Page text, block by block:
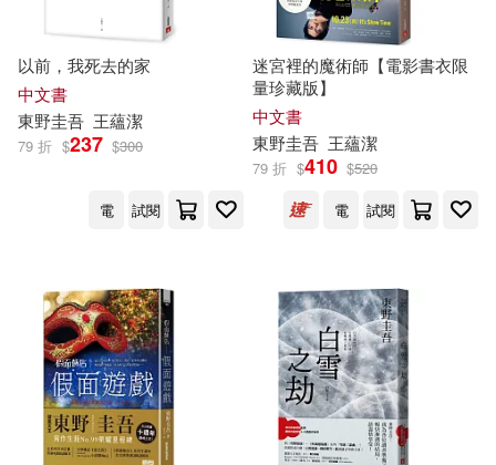
以前，我死去的家
中文書
東野圭吾 王蘊潔
79 折 $237 $300
電 試閱
迷宮裡的魔術師【電影書衣限
量珍藏版】
中文書
東野圭吾 王蘊潔
79 折 $410 $520
電
試閱